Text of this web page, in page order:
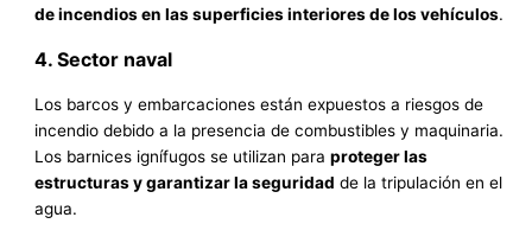
de incendios en las superficies interiores de los vehículos.
4. Sector naval
Los barcos y embarcaciones están expuestos a riesgos de
incendio debido a la presencia de combustibles y maquinaria.
Los barnices ignífugos se utilizan paraproteger las
estructuras y garantizar la seguridad de la tripulación en el
agua.